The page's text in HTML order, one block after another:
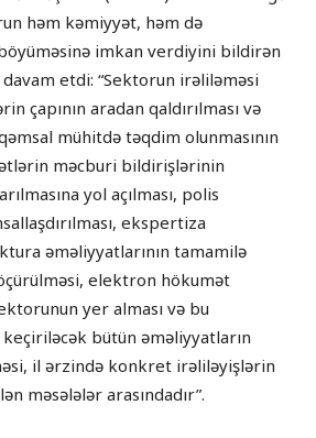
həm kəmiyyət, həm də
imkan verdiyini bildirən
etdi: “Sektorun irəliləməsi
çapının aradan qaldırılması və
mühitdə təqdim olunmasının
məcburi bildirişlərinin
yol açılması, polis
ekspertiza
əməliyyatlarının tamamilə
elektron hökumət
yer alması və bu
bütün əməliyyatların
il ərzində konkret irəliləyişlərin
məsələlər arasındadır”.